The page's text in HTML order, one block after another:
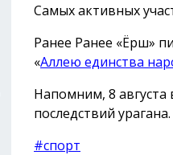
Самых активных
Ранее Ранее «Ёрш»
«Аллею единства
Напомним, 8 августа
последствий урагана.
#спорт